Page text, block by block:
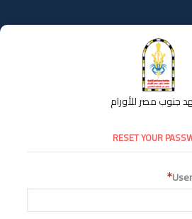
جنوب مصر للأورام
RESET YOUR